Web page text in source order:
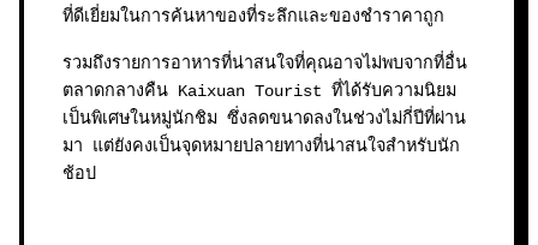
ที่ดีเยี่ยมในการค้นหาของที่ระลึกและของชำราคาถูก
รวมถึงรายการอาหารที่น่าสนใจที่คุณอาจไม่พบจากที่อื่น
ตลาดกลางคืน Kaixuan Tourist ที่ได้รับความนิยม
เป็นพิเศษในหมู่นักชิม ซึ่งลดขนาดลงในช่วงไม่กี่ปีที่ผ่าน
มา แต่ยังคงเป็นจุดหมายปลายทางที่น่าสนใจสำหรับนัก
ช้อป